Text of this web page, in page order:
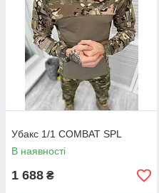
Убакс 1/1 COMBAT SPL
В наявності
1 688 ₴